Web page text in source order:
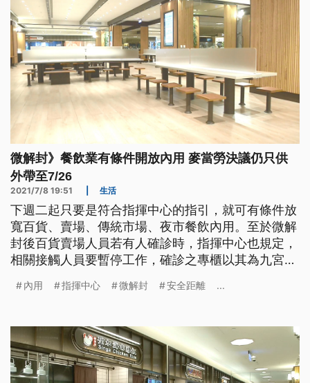
微解封》餐飲業有條件開放內用 麥當勞決議仍只供
外帶至7/26
2021/7/8 19:51 生活
下週二起只要是符合指揮中心的指引，就可有條件放
寬百貨、賣場、傳統市場、夜市餐飲內用。至於微解
封後百貨賣場人員若有人確診時，指揮中心也規定，
相關接觸人員要暫停工作，確診之專櫃以其為九宮格
內用 指揮中心 微解封 安全距離 ...